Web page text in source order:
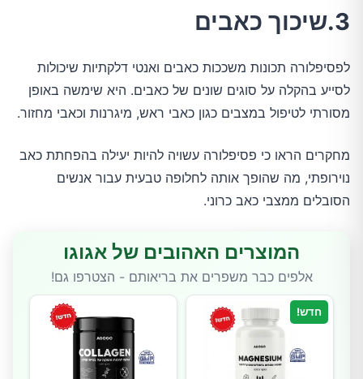
3.שיכוך כאבים
לפסיפלורה תכונות משככות כאבים ואנטי דלקתיות שיכולות
לסייע בהקלה על סוגים שונים של כאבים. היא שימשה באופן
מסורתי לטיפול במצבים כגון כאבי ראש, מיגרנות וכאבי מחזור.
מחקרים הראו כי פסיפלורה עשויה להיות יעילה בהפחתת כאב
נוירופתי, מה שהופך אותה לחלופה טבעית עבור אנשים
הסובלים ממצבי כאב כרוני.
המוצרים האהובים של אגוגו
אלפים כבר משפרים את בריאותם - הצטרפו גם!
חדש!